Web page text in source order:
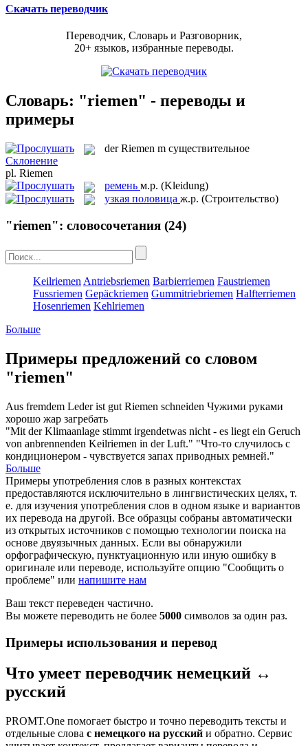
Скачать переводчик
Переводчик, Словарь и Разговорник,
20+ языков, избранные переводы.
Словарь: "riemen" - переводы и
примеры
derRiemen m существительное
Склонение
pl. Riemen
ремень м.р. (Kleidung)
узкая половица ж.р. (Строительство)
"riemen": словосочетания (24)
Keilriemen Antriebsriemen Barbierriemen Faustriemen
Fussriemen Gepäckriemen Gummitriebriemen Halfterriemen
Hosenriemen Kehlriemen
Больше
Примеры предложений со словом
"riemen"
Aus fremdem Leder ist gut Riemen schneiden Чужими руками
хорошо жар загребать
"Mit der Klimaanlage stimmt irgendetwas nicht - es liegt ein Geruch
von anbrennenden Keilriemen in der Luft." "Что-то случилось с
кондиционером - чувствуется запах приводных ремней."
Больше
Примеры употребления слов в разных контекстах
предоставляются исключительно в лингвистических целях, т.
е. для изучения употребления слов в одном языке и вариантов
их перевода на другой. Все образцы собраны автоматически
из открытых источников с помощью технологии поиска на
основе двуязычных данных. Если вы обнаружили
орфографическую, пунктуационную или иную ошибку в
оригинале или переводе, используйте опцию "Сообщить о
проблеме" или напишите нам
Ваш текст переведен частично.
Вы можете переводить не более 5000 символов за один раз.
Примеры использования и перевод
Что умеет переводчик немецкий ↔
русский
PROMT.One помогает быстро и точно переводить тексты и
отдельные слова с немецкого на русский и обратно. Сервис